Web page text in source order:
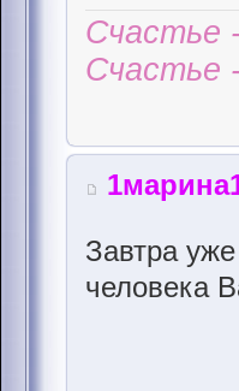
Счастье
Счастье
Завтра уже
человека